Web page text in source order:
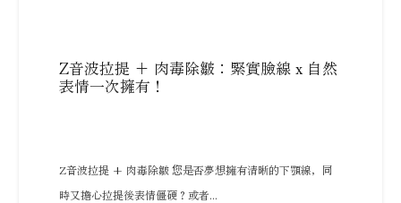
Z音波拉提 + 肉毒除皺：緊實臉線 x 自然
表情一次擁有！
Z音波拉提 + 肉毒除皺 您是否夢想擁有清晰的下顎線，同
時又擔心拉提後表情僵硬？或者...